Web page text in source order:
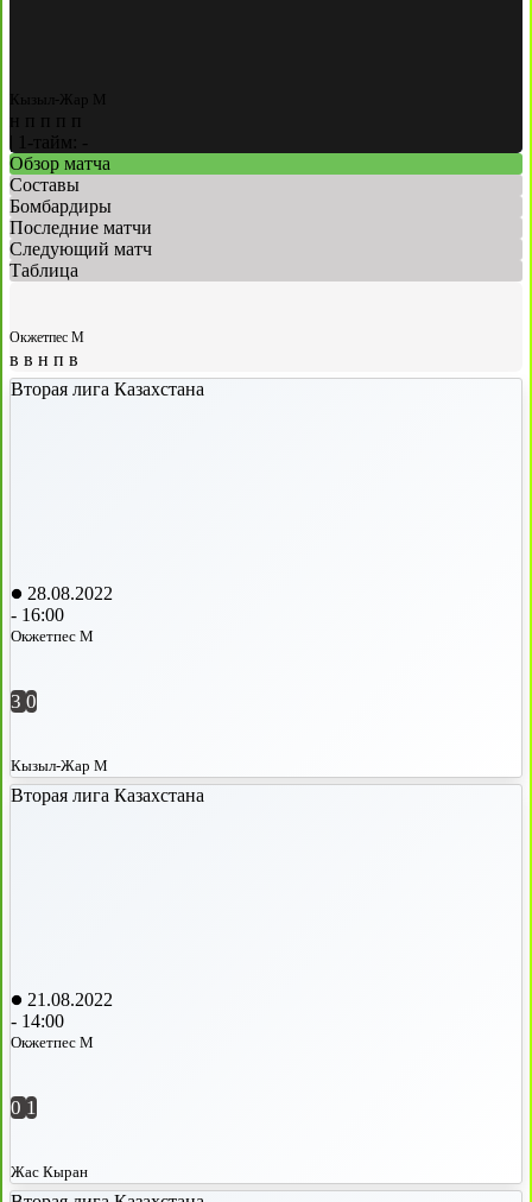
Кызыл-Жар М
н п п п
п
1-тайм: -
Обзор матча
Составы
Бомбардиры
Последние матчи
Следующий матч
Таблица
Окжетпес М
в в н п в
Вторая лига Казахстана
28.08.2022
- 16:00
Окжетпес М
3 0
Кызыл-Жар М
Вторая лига Казахстана
21.08.2022
- 14:00
Окжетпес М
0 1
Жас Кыран